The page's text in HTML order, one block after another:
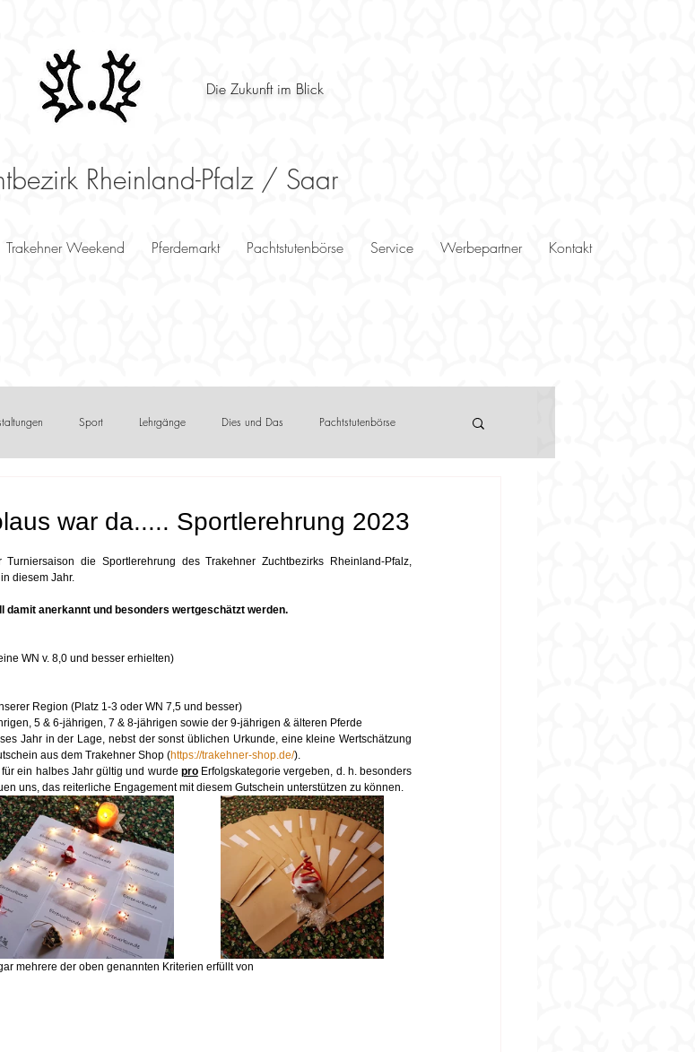
Die Zukunft im Blick
Rheinland-Pfalz / Saar
Trakehner Weekend Pferdemarkt Pachtstutenbörse Service Werbepartner Kontakt
Sport Lehrgänge Dies und Das Pachtstutenbörse
war da..... Sportlerehrung 2023
die Sportlerehrung des Trakehner Zuchtbezirks Rheinland-Pfalz,
diesem Jahr.
damit anerkannt und besonders wertgeschätzt werden.
WN v. 8,0 und besser erhielten)
Region (Platz 1-3 oder WN 7,5 und besser)
5 & 6-jährigen, 7 & 8-jährigen sowie der 9-jährigen & älteren Pferde
Jahr in der Lage, nebst der sonst üblichen Urkunde, eine kleine Wertschätzung
aus dem Trakehner Shop (https://trakehner-shop.de/).
ein halbes Jahr gültig und wurde pro Erfolgskategorie vergeben, d. h. besonders
uns, das reiterliche Engagement mit diesem Gutschein unterstützen zu können.
mehrere der oben genannten Kriterien erfüllt von